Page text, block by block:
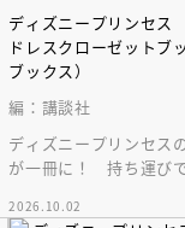
ディズニープリンセ
ドレスクローゼットブ
ブックス）
編：講談社
ディズニープリンセス
が一冊に！ 持ち運び
の世界へ♪
2026.10.02